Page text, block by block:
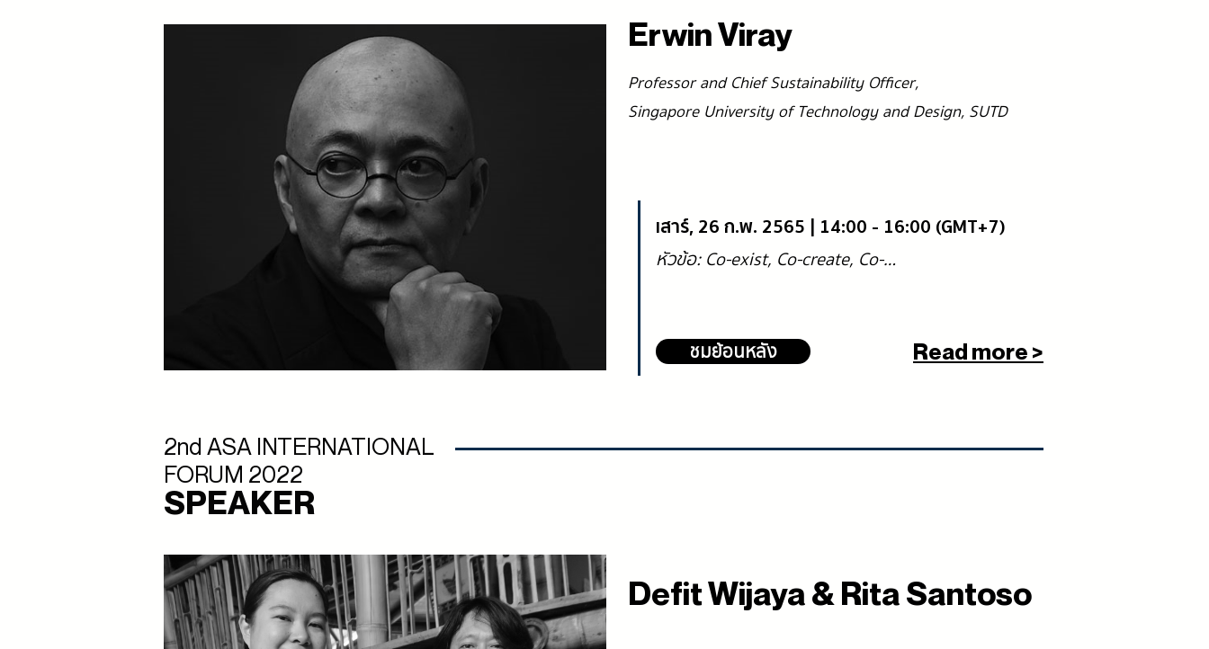
Erwin Viray
เสาร์, 26 ก.พ. 2565 | 14:00 - 16:00 (GMT+7)
หัวข้อ: Co-exist, Co-create, Co-…
Professor and Chief Sustainability Officer,
Singapore University of Technology and Design, SUTD
Read more >
ชมย้อนหลัง
2nd ASA INTERNATIONAL
FORUM 2022
SPEAKER
Defit Wijaya & Rita Santoso